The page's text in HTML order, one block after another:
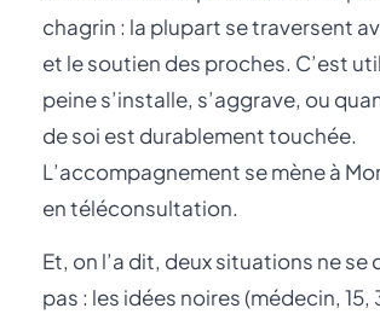
chagrin : la plupart se traversent
et le soutien des proches. C’est
peine s’installe, s’aggrave, ou
de soi est durablement touchée.
L’accompagnement se mène à
en téléconsultation.
Et, on l’a dit, deux situations ne
pas : les idées noires (médecin, 15,